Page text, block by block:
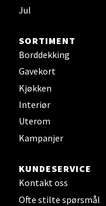
Jul
SORTIMENT
Borddekking
Gavekort
Kjøkken
Interiør
Uterom
Kampanjer
KUNDESERVICE
Kontakt oss
Ofte stilte spørsmål
Alti Sunndal,
Åpent i dag 10-16